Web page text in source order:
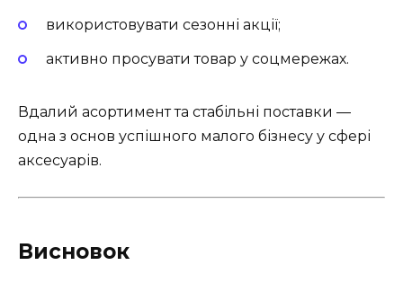
використовувати сезонні акції;
активно просувати товар у соцмережах.
Вдалий асортимент та стабільні поставки —
одна з основ успішного малого бізнесу у сфері
аксесуарів.
Висновок